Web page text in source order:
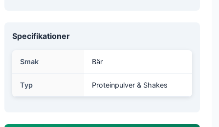
Specifikationer
Smak Bär
Typ Proteinpulver & Shakes